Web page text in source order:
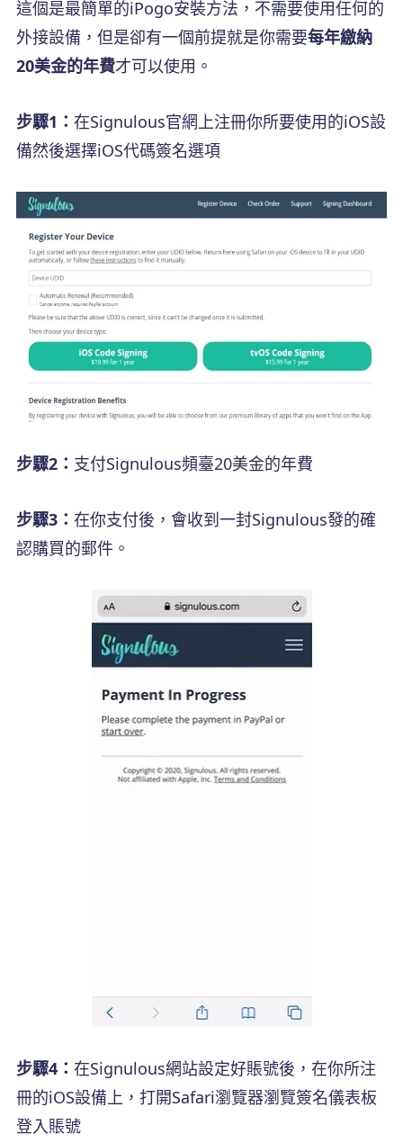
這個是最簡單的iPogo安裝方法，不需要使用任何的
外接設備，但是卻有一個前提就是你需要每年繳納
20美金的年費才可以使用。
步驟1： 在Signulous官網上注冊你所要使用的iOS設
備然後選擇iOS代碼簽名選項
步驟2： 支付Signulous頻臺20美金的年費
步驟3： 在你支付後，會收到一封Signulous發的確
認購買的郵件。
步驟4： 在Signulous網站設定好賬號後，在你所注
冊的iOS設備上，打開Safari瀏覽器瀏覽簽名儀表板
登入賬號